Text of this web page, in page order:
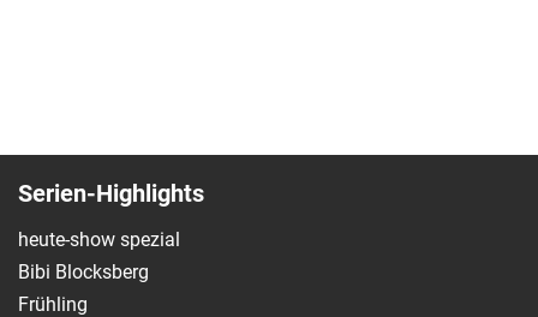
Serien-Highlights
heute-show spezial
Bibi Blocksberg
Frühling